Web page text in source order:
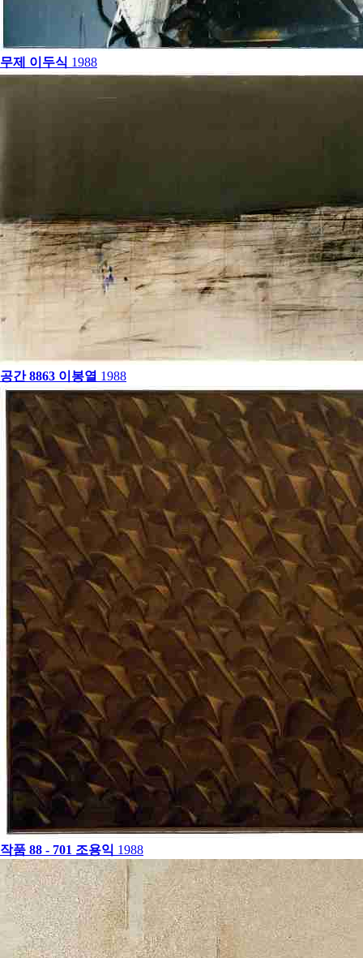
무제 이두식 1988
공간 8863 이봉열 1988
작품 88 - 701 조용익 1988